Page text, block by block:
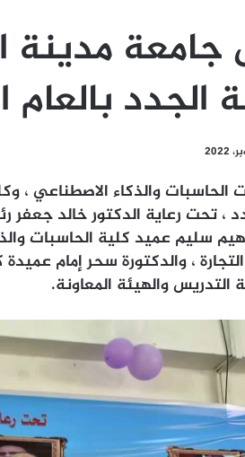
مدينة
الجدد
والذكاء الاصطناعي ،
، تحت رعاية الدكتور خالد جعفر
سليم عميد كلية الحاسبات
، والدكتورة سحر إمام
التدريس والهيئة المعاونة.